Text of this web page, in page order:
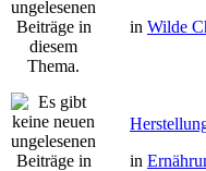
in Wilde
in